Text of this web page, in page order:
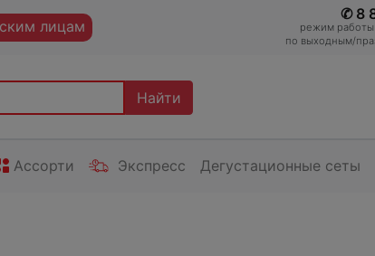
лицам
✆ 8
режим работы
по выходным/
Найти
Ассорти Экспресс Дегустационные сеты